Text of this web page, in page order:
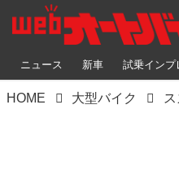
ニュース 新車 試乗インプ
HOME 大型バイク